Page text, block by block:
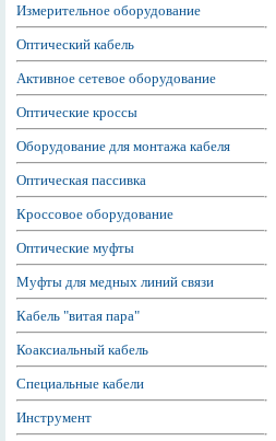
Измерительное оборудование
Оптический кабель
Активное сетевое оборудование
Оптические кроссы
Оборудование для монтажа кабеля
Оптическая пассивка
Кроссовое оборудование
Оптические муфты
Муфты для медных линий связи
Кабель "витая пара"
Коаксиальный кабель
Специальные кабели
Инструмент